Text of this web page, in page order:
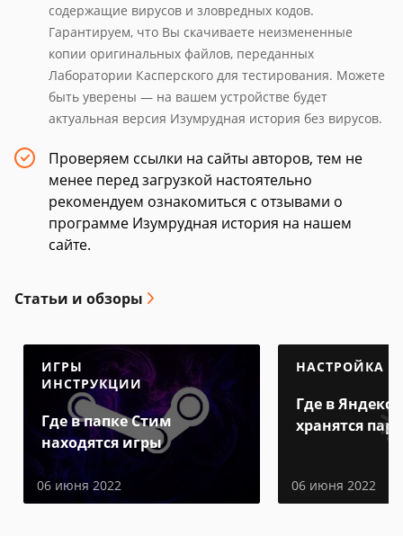
содержащие вирусов и зловредных кодов.
Гарантируем, что Вы скачиваете неизмененные
копии оригинальных файлов, переданных
Лаборатории Касперского для тестирования. Можете
быть уверены — на вашем устройстве будет
актуальная версия Изумрудная история без вирусов.
Проверяем ссылки на сайты авторов, тем не
менее перед загрузкой настоятельно
рекомендуем ознакомиться с отзывами о
программе Изумрудная история на нашем
сайте.
Статьи и обзоры
ИГРЫ
ИНСТРУКЦИИ
Где в папке Стим
находятся игры
06 июня 2022
НАСТРОЙКА
Где в Яндекс
хранятся
06 июня 2022